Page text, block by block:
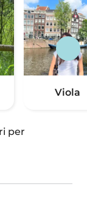
Viola
per